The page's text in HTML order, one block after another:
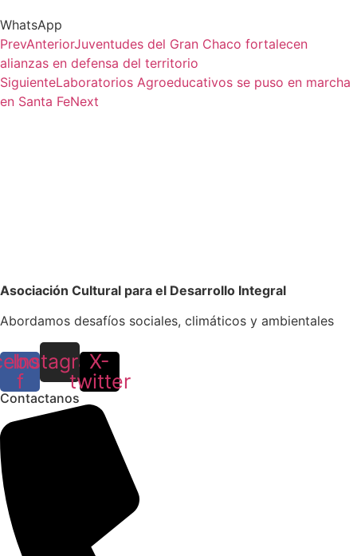
WhatsApp
PrevAnteriorJuventudes del Gran Chaco fortalecen
alianzas en defensa del territorio
SiguienteLaboratorios Agroeducativos se puso en marcha
en Santa FeNext
Asociación Cultural para el Desarrollo Integral
Abordamos desafíos sociales, climáticos y ambientales
f
Instagram
X-
twitter
Contactanos